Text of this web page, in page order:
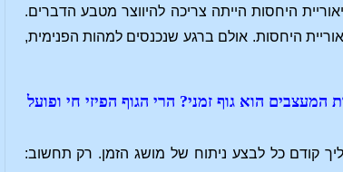
היחסות הייתה צריכה להיווצר מטבע הדברים.
היחסות. אולם ברגע שנכנסים למהות הפנימית,
הוא גוף זמני? הרי הגוף הפיזי חי ופועל
קודם כל לבצע ניתוח של מושג הזמן. רק תחשוב: